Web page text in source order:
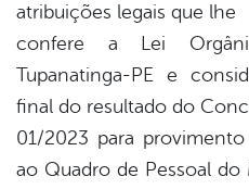
atribuições legais que lhe
confere a Lei
Tupanatinga-PE e
final do resultado do
01/2023 para
ao Quadro de Pessoal